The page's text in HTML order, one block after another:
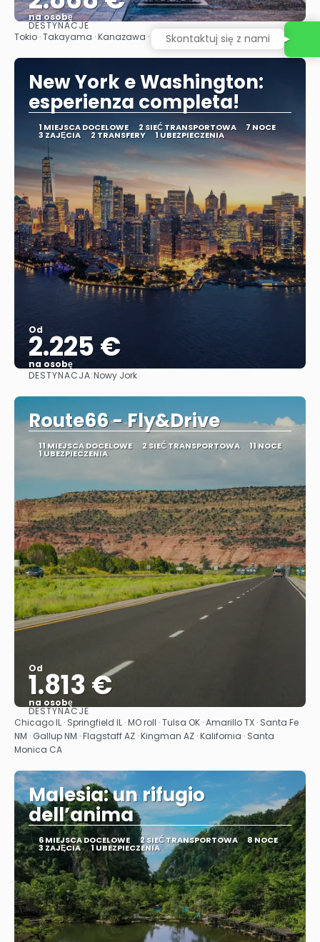
na osobę
Zobacz
DESTYNACJE
Tokio · Takayama · Kanazawa · Kioto · Wyspa Miyajima · Osaka
New York e Washington:
esperienza completa!
1 MIEJSCA DOCELOWE 2 SIEĆ TRANSPORTOWA 7 NOCE
3 ZAJĘCIA 2 TRANSFERY 1 UBEZPIECZENIA
Od
2.225 €
na osobę
DESTYNACJA:Nowy Jork
Route66 - Fly&Drive
11 MIEJSCA DOCELOWE 2 SIEĆ TRANSPORTOWA 11 NOCE
1 UBEZPIECZENIA
Od
1.813 €
na osobę
Zobacz
DESTYNACJE
Chicago IL · Springfield IL · MO roll · Tulsa OK · Amarillo TX · Santa Fe
NM · Gallup NM · Flagstaff AZ · Kingman AZ · Kalifornia · Santa
Monica CA
Malesia: un rifugio
dell’anima
6 MIEJSCA DOCELOWE 2 SIEĆ TRANSPORTOWA 8 NOCE
3 ZAJĘCIA 1 UBEZPIECZENIA
Skontaktuj się z nami